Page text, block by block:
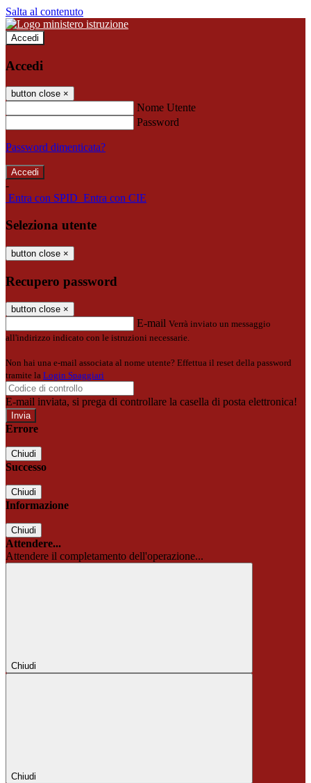
Salta al contenuto
Accedi
Accedi
button close ×
Nome Utente
Password
Password dimenticata?
-
Entra con SPID Entra con CIE
Seleziona utente
button close ×
Recupero password
button close ×
E-mail Verrà inviato un messaggio
all'indirizzo indicato con le istruzioni necessarie.
Non hai una e-mail associata al nome utente? Effettua il reset della password
tramite la Login Spaggiari
E-mail inviata, si prega di controllare la casella di posta elettronica!
Errore
Chiudi
Successo
Chiudi
Informazione
Chiudi
Attendere...
Attendere il completamento dell'operazione...
Chiudi
Chiudi